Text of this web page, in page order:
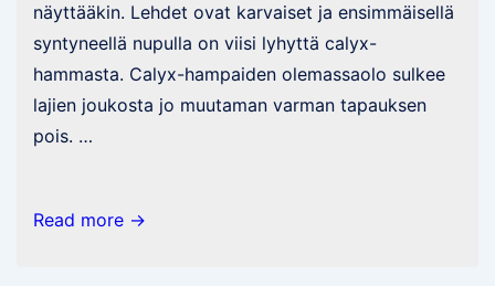
näyttääkin. Lehdet ovat karvaiset ja ensimmäisellä
syntyneellä nupulla on viisi lyhyttä calyx-
hammasta. Calyx-hampaiden olemassaolo sulkee
lajien joukosta jo muutaman varman tapauksen
pois. …
Fataliin
Read more →